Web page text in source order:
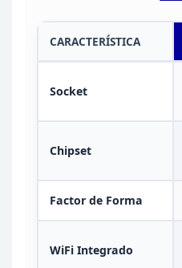
CARACTERÍSTICA
Socket
Chipset
Factor de Forma
WiFi Integrado